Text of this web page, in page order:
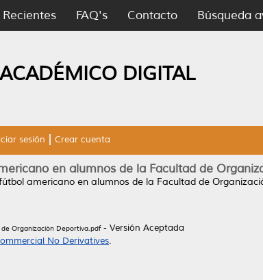
FAQ's Contacto Búsqueda
DIGITAL
sesión Crear cuenta
en alumnos de la Facultad de
americano en alumnos de la Facultad de
Organización Deportiva.pdf- Versión Aceptada
No Derivatives.